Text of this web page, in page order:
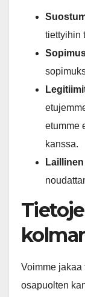
tiettyihin
etumme
kanssa.
Voimme
osapuolten